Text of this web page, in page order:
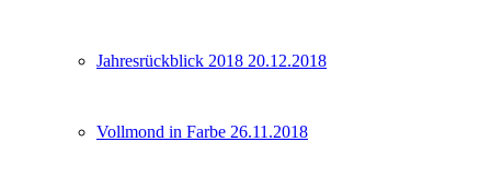
Jahresrückblick 2018 20.12.2018
Vollmond in Farbe 26.11.2018